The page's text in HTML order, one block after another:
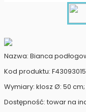
Nazwa: Bianca
Kod produktu:
Wymiary: klosz Ø: 50 cm;
Dostępność: towar na